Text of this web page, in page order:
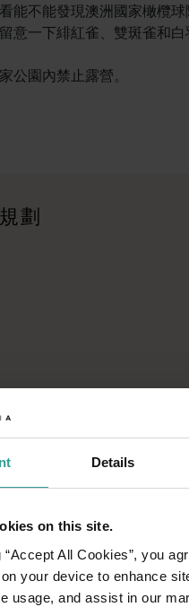
Details
on this site.
All Cookies”, you
your device to enhance
usage, and assist in our
能不能發現澳洲國家橄欖
意一下緋紅雀、雙斑雀和白
公園內禁止露營。
西澳州了嗎？瀏覽一下這
劃